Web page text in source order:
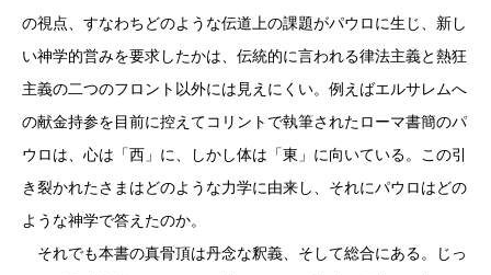
の視点、すなわちどのような伝道上の課題がパウロに生じ、新し
い神学的営みを要求したかは、伝統的に言われる律法主義と熱狂
主義の二つのフロント以外には見えにくい。例えばエルサレムへ
の献金持参を目前に控えてコリントで執筆されたローマ書簡のパ
ウロは、心は「西」に、しかし体は「東」に向いている。この引
き裂かれたさまはどのような力学に由来し、それにパウロはどの
ような神学で答えたのか。
それでも本書の真骨頂は丹念な釈義、そして総合にある。じっ